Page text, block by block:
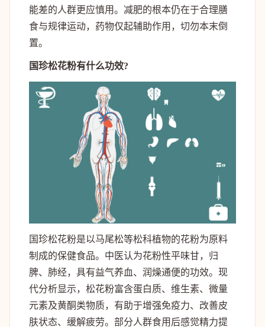
能差的人群更应慎用。减肥的根本仍在于合理膳
食与规律运动，药物仅起辅助作用，切勿本末倒
置。
国珍松花粉有什么功效?
国珍松花粉是以马尾松等松科植物的花粉为原料
制成的保健食品。中医认为花粉性平味甘，归
脾、肺经，具有益气养血、润燥通便的功效。现
代分析显示，松花粉富含蛋白质、维生素、微量
元素及黄酮类物质，有助于增强免疫力、改善皮
肤状态、缓解疲劳。部分人群食用后感觉精力提